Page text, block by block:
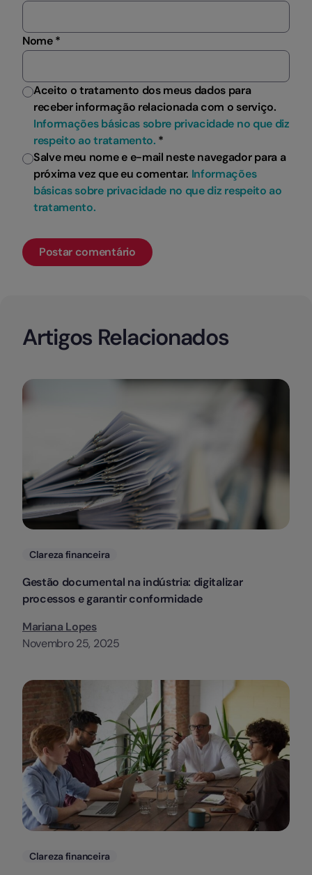
Nome *
Aceito o tratamento dos meus dados para
receber informação relacionada com o serviço.
Informações básicas sobre privacidade no que diz
respeito ao tratamento. *
Salve meu nome e e-mail neste navegador para a
próxima vez que eu comentar. Informações
básicas sobre privacidade no que diz respeito ao
tratamento.
Artigos Relacionados
Categorias
Clareza financeira
Gestão documental na indústria: digitalizar
processos e garantir conformidade
Mariana Lopes
Novembro 25, 2025
Categorias
Clareza financeira